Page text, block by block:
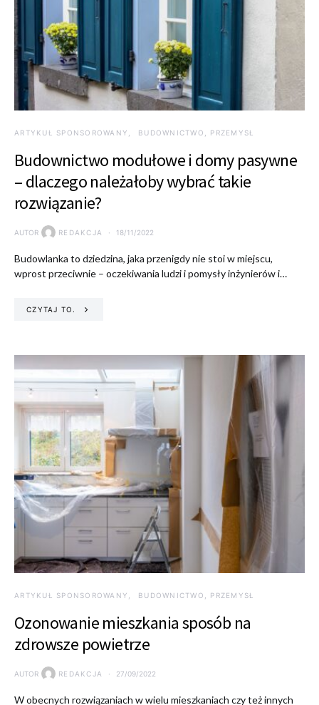
ARTYKUŁ SPONSOROWANY BUDOWNICTWO, PRZEMYSŁ
Budownictwo modułowe i domy pasywne
– dlaczego należałoby wybrać takie
rozwiązanie?
AUTOR REDAKCJA 18/11/2022
Budowlanka to dziedzina, jaka przenigdy nie stoi w miejscu,
wprost przeciwnie – oczekiwania ludzi i pomysły inżynierów i…
CZYTAJ TO.
ARTYKUŁ SPONSOROWANY BUDOWNICTWO, PRZEMYSŁ
Ozonowanie mieszkania sposób na
zdrowsze powietrze
AUTOR REDAKCJA 27/09/2022
W obecnych rozwiązaniach w wielu mieszkaniach czy też innych